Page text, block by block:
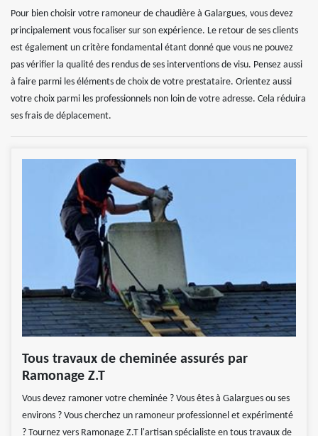
Pour bien choisir votre ramoneur de chaudière à Galargues, vous devez
principalement vous focaliser sur son expérience. Le retour de ses clients
est également un critère fondamental étant donné que vous ne pouvez
pas vérifier la qualité des rendus de ses interventions de visu. Pensez aussi
à faire parmi les éléments de choix de votre prestataire. Orientez aussi
votre choix parmi les professionnels non loin de votre adresse. Cela réduira
ses frais de déplacement.
Tous travaux de cheminée assurés par
Ramonage Z.T
Vous devez ramoner votre cheminée ? Vous êtes à Galargues ou ses
environs ? Vous cherchez un ramoneur professionnel et expérimenté
? Tournez vers Ramonage Z.T l'artisan spécialiste en tous travaux de